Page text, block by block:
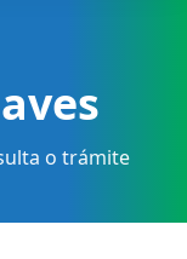
o trámite